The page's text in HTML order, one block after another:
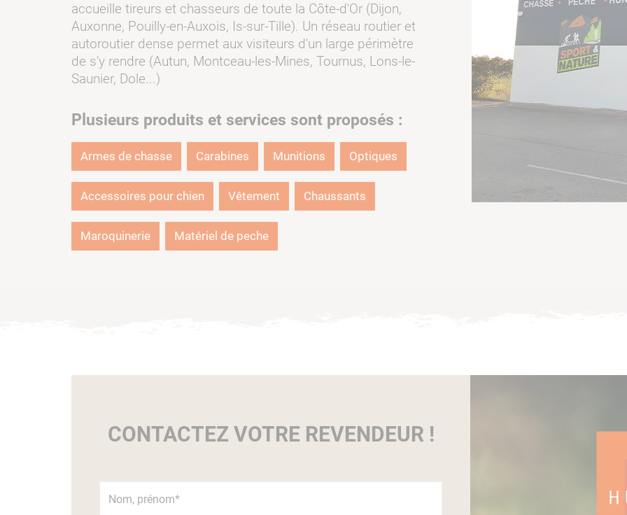
accueille tireurs et chasseurs de toute la Côte-d'Or (Dijon,
Auxonne, Pouilly-en-Auxois, Is-sur-Tille). Un réseau routier et
autoroutier dense permet aux visiteurs d'un large périmètre
de s'y rendre (Autun, Montceau-les-Mines, Tournus, Lons-le-
Saunier, Dole...)
Plusieurs produits et services sont proposés :
Armes de chasse Carabines Munitions Optiques
Accessoires pour chien Vêtement Chaussants
Maroquinerie Matériel de peche
CONTACTEZ VOTRE REVENDEUR !